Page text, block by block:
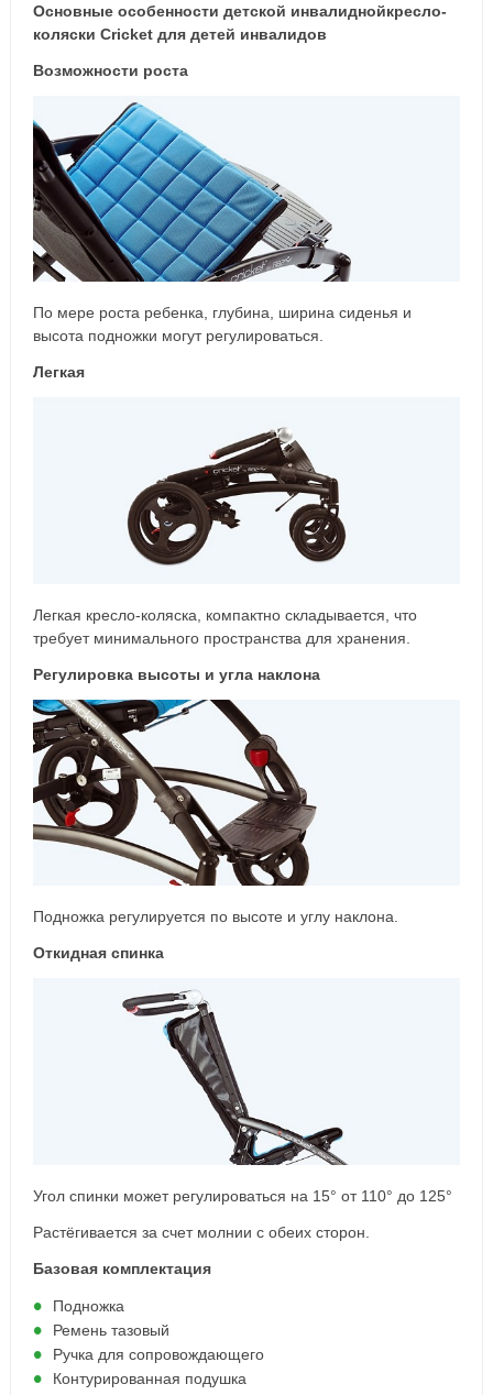
Основные особенности детской инвалиднойкресло-
коляски Cricket для детей инвалидов
Возможности роста
По мере роста ребенка, глубина, ширина сиденья и
высота подножки могут регулироваться.
Легкая
Легкая кресло-коляска, компактно складывается, что
требует минимального пространства для хранения.
Регулировка высоты и угла наклона
Подножка регулируется по высоте и углу наклона.
Откидная спинка
Угол спинки может регулироваться на 15° от 110° до 125°
Растёгивается за счет молнии с обеих сторон.
Базовая комплектация
Подножка
Ремень тазовый
Ручка для сопровождающего
Контурированная подушка